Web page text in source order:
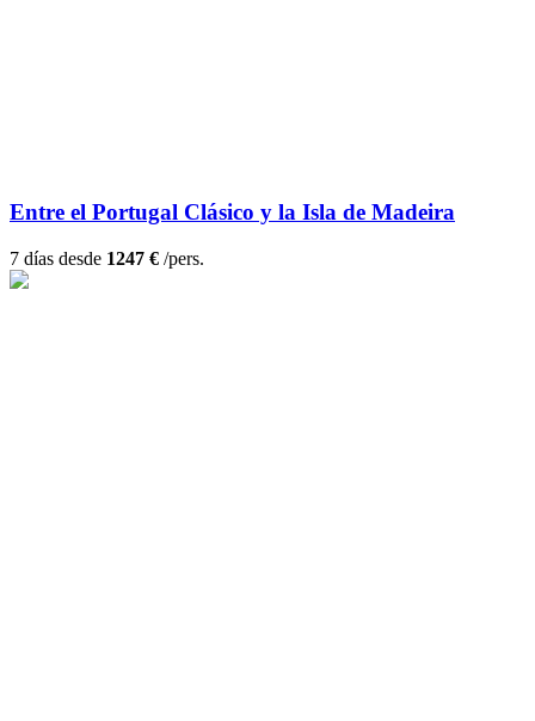
Entre el Portugal Clásico y la Isla de Madeira
7 días desde 1247 € /pers.